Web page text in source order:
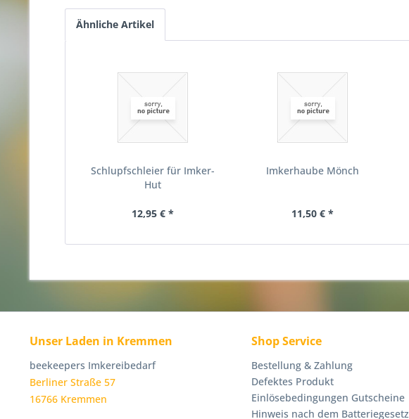
Ähnliche Artikel
Schlupfschleier für Imker-
Hut
12,95 € *
Imkerhaube Mönch
11,50 € *
Unser Laden in Kremmen
beekeepers Imkereibedarf
Berliner Straße 57
16766 Kremmen
Shop Service
Bestellung & Zahlung
Defektes Produkt
Einlösebedingungen Gutscheine
Hinweis nach dem Batteriegesetz